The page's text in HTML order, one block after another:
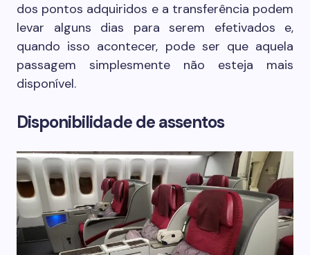
dos pontos adquiridos e a transferência podem
levar alguns dias para serem efetivados e,
quando isso acontecer, pode ser que aquela
passagem simplesmente não esteja mais
disponível.
Disponibilidade de assentos